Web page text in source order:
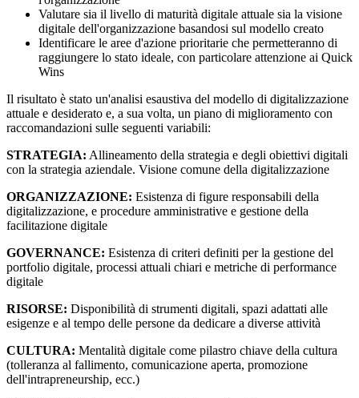
Valutare sia il livello di maturità digitale attuale sia la visione
digitale dell'organizzazione basandosi sul modello creato
Identificare le aree d'azione prioritarie che permetteranno di
raggiungere lo stato ideale, con particolare attenzione ai Quick
Wins
Il risultato è stato un'analisi esaustiva del modello di digitalizzazione
attuale e desiderato e, a sua volta, un piano di miglioramento con
raccomandazioni sulle seguenti variabili:
STRATEGIA: Allineamento della strategia e degli obiettivi digitali
con la strategia aziendale. Visione comune della digitalizzazione
ORGANIZZAZIONE: Esistenza di figure responsabili della
digitalizzazione, e procedure amministrative e gestione della
facilitazione digitale
GOVERNANCE: Esistenza di criteri definiti per la gestione del
portfolio digitale, processi attuali chiari e metriche di performance
digitale
RISORSE: Disponibilità di strumenti digitali, spazi adattati alle
esigenze e al tempo delle persone da dedicare a diverse attività
CULTURA: Mentalità digitale come pilastro chiave della cultura
(tolleranza al fallimento, comunicazione aperta, promozione
dell'intrapreneurship, ecc.)